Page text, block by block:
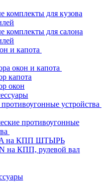
комплекты для кузова
комплекты для салона
и капота
окон и капота
капота
окон
устройства
противоугонные
на КПП ШТЫРЬ
на КПП, рулевой вал